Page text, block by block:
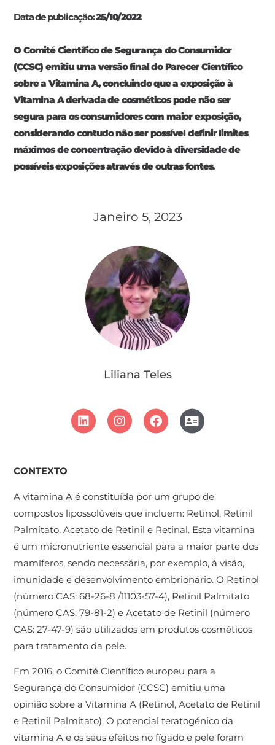
Data de publicação:25/10/2022
O Comité Científico de Segurança do Consumidor
(CCSC) emitiu uma versão final do Parecer Científico
sobre a Vitamina A, concluindo que a exposição à
Vitamina A derivada de cosméticos pode não ser
segura para os consumidores com maior exposição,
considerando contudo não ser possível definir limites
máximos de concentração devido à diversidade de
possíveis exposições através de outras fontes.
Janeiro 5, 2023
Liliana Teles
CONTEXTO
A vitamina A é constituída por um grupo de
compostos lipossolúveis que incluem: Retinol, Retinil
Palmitato, Acetato de Retinil e Retinal. Esta vitamina
é um micronutriente essencial para a maior parte dos
mamíferos, sendo necessária, por exemplo, à visão,
imunidade e desenvolvimento embrionário. O Retinol
(número CAS: 68-26-8 /11103-57-4), Retinil Palmitato
(número CAS: 79-81-2) e Acetato de Retinil (número
CAS: 27-47-9) são utilizados em produtos cosméticos
para tratamento da pele.
Em 2016, o Comité Científico europeu para a
Segurança do Consumidor (CCSC) emitiu uma
opinião sobre a Vitamina A (Retinol, Acetato de Retinil
e Retinil Palmitato). O potencial teratogénico da
vitamina A e os seus efeitos no fígado e pele foram